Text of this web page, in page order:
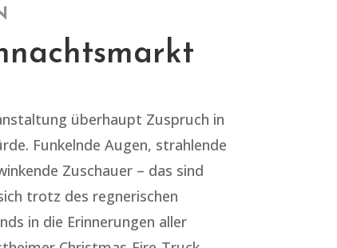
überhaupt Zuspruch in
Funkelnde Augen, strahlende
Zuschauer – das sind
trotz des regnerischen
in die Erinnerungen aller